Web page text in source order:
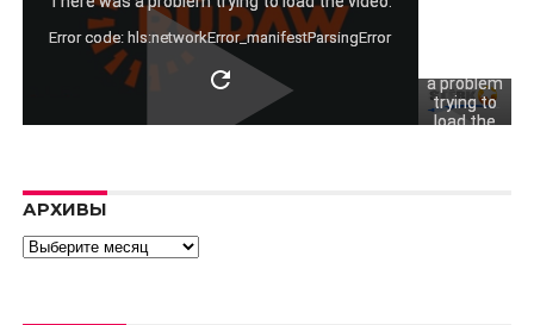
Error code: hls:networkError_manifestParsingError
a problem
trying to
load the
АРХИВЫ
Архивы